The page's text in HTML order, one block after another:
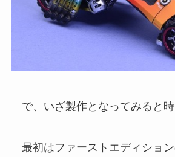
で、いざ製作となってみると時
最初はファーストエディション